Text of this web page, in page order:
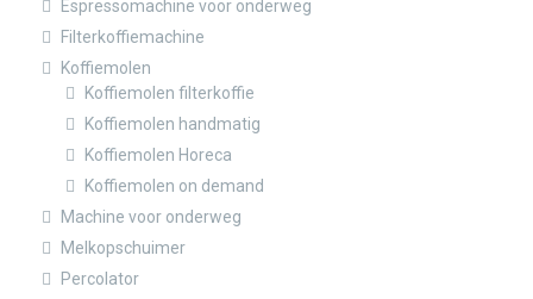
Espressomachine voor onderweg
Filterkoffiemachine
Koffiemolen
Koffiemolen filterkoffie
Koffiemolen handmatig
Koffiemolen Horeca
Koffiemolen on demand
Machine voor onderweg
Melkopschuimer
Percolator